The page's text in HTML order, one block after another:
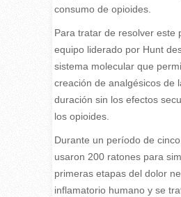
consumo de opioides.
Para tratar de resolver este
equipo liderado por Hunt
sistema molecular que
creación de analgésicos de
duración sin los efectos
los opioides.
Durante un período de
usaron 200 ratones para
primeras etapas del dolor
inflamatorio humano y se